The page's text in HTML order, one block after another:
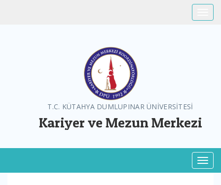
T.C. KÜTAHYA DUMLUPINAR ÜNİVERSİTESİ
Kariyer ve Mezun Merkezi